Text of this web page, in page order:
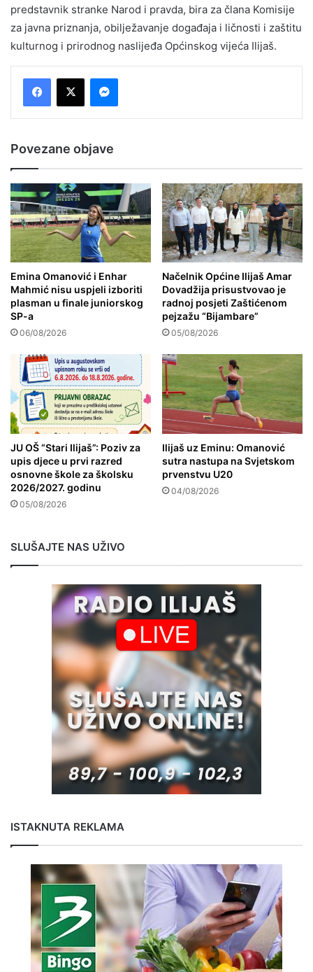
predstavnik stranke Narod i pravda, bira za člana Komisije
za javna priznanja, obilježavanje događaja i ličnosti i zaštitu
kulturnog i prirodnog naslijeđa Općinskog vijeća Ilijaš.
Povezane objave
Emina Omanović i Enhar
Mahmić nisu uspjeli izboriti
plasman u finale juniorskog
SP-a
06/08/2026
Načelnik Općine Ilijaš Amar
Dovadžija prisustvovao je
radnoj posjeti Zaštićenom
pejzažu “Bijambare”
05/08/2026
JU OŠ “Stari Ilijaš”: Poziv za
upis djece u prvi razred
osnovne škole za školsku
2026/2027. godinu
05/08/2026
Ilijaš uz Eminu: Omanović
sutra nastupa na Svjetskom
prvenstvu U20
04/08/2026
SLUŠAJTE NAS UŽIVO
ISTAKNUTA REKLAMA